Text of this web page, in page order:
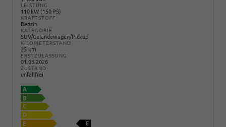
LEISTUNG
110 kW (150 PS)
KRAFTSTOFF
Benzin
KATEGORIE
SUV/Geländewagen/Pickup
KILOMETERSTAND
25 km
ERSTZULASSUNG
01.08.2026
ZUSTAND
unfallfrei